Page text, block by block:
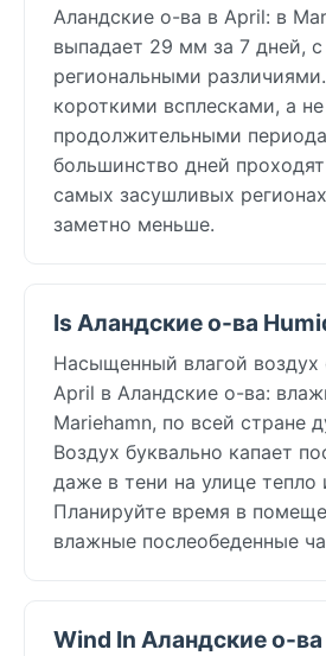
Аландские о-ва в April: в
выпадает 29 мм за 7 дней,
региональными
короткими всплесками, а не
продолжительными
большинство дней
самых засушливых
заметно меньше.
Is Аландские о-ва
Насыщенный влагой воздух
April в Аландские о-ва:
Mariehamn, по всей стране
Воздух буквально капает
даже в тени на улице тепло
Планируйте время в
влажные послеобеденные
Wind In Аландские о-ва